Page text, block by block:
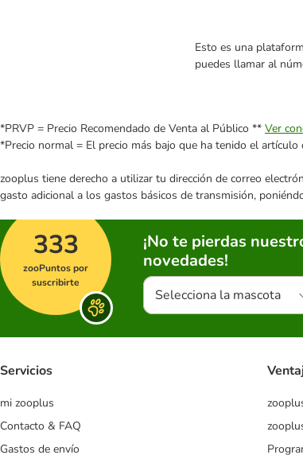
Esto es una
puedes llamar al
*PRVP = Precio Recomendado de Venta al Público ** Ver
*Precio normal = El precio más bajo que ha tenido el
zooplus tiene derecho a utilizar tu dirección de correo
gasto adicional a los gastos básicos de transmisión,
333
zooPuntos por
suscribirte
¡No te pierdas
novedades!
Selecciona la mascota
Servicios
mi zooplus
Contacto & FAQ
Gastos de envío